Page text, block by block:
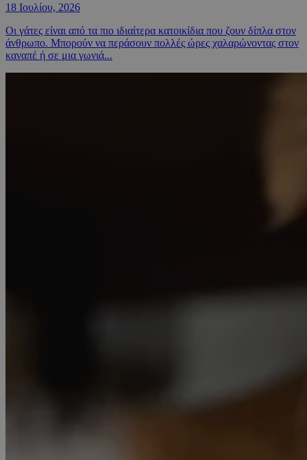
18 Ιουλίου, 2026
Οι γάτες είναι από τα πιο ιδιαίτερα κατοικίδια που ζουν δίπλα στον
άνθρωπο. Μπορούν να περάσουν πολλές ώρες χαλαρώνοντας στον
καναπέ ή σε μια γωνιά...